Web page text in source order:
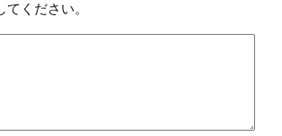
ください。